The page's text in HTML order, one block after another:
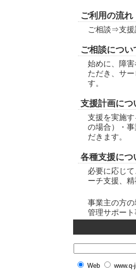
ご利用の流れ
ご相談⇒支
ご相談につい
始めに、障
ただき、サ
す。
支援計画につ
支援を実施
の場合）・
だきます。
各種支援につ
必要に応じ
ーチ支援、
事業主の方
管理サポー
Web